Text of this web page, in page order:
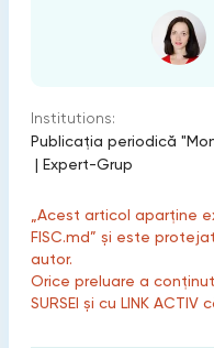
Institutions:
Publicaţia periodică
| Expert-Grup
„Acest articol aparține
FISC.md” și este
autor.
Orice preluare a
SURSEI și cu LINK